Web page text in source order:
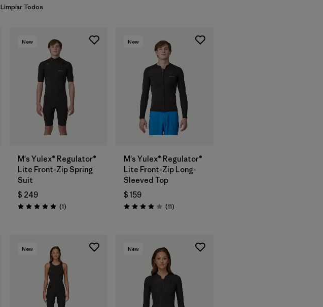
Limpiar Todos
New
M's Yulex® Regulator®
Lite Front-Zip Spring
Suit
$ 249
Valoración: 5.0 / 5
(1Comentarios
)
New
M's Yulex® Regulator®
Lite Front-Zip Long-
Sleeved Top
$ 159
Valoración: 4.0 / 5
(11Comentarios
)
New New